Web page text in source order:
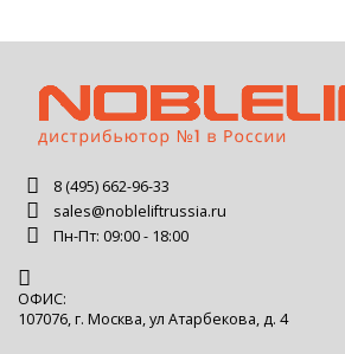
8 (495) 662-96-33
sales@nobleliftrussia.ru
Пн-Пт: 09:00 - 18:00
ОФИС:
107076, г. Москва, ул Атарбекова, д. 4